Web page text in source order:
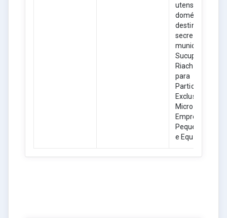
utensílios
domésticos,
destinado as
secretarias
municipais de
Sucupira do
Riachão- MA,
para
Participação
Exclusiva de
Empresas de
Pequeno Porte
e Equiparadas.